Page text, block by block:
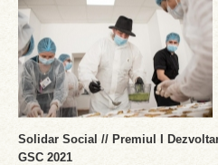
Solidar Social // Premiul I
GSC 2021